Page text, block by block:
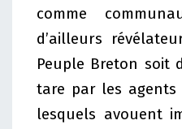
comme
d’ailleurs
Peuple Breton soit
tare par les
lesquels avouent